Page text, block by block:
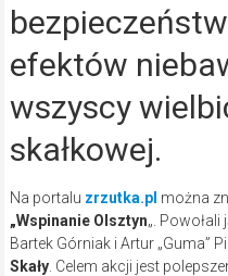
efektów
wszyscy
skałkowej.
Na portalu zrzutka.pl można
„Wspinanie Olsztyn„.
Bartek Górniak i Artur „Guma”
Skały. Celem akcji jest